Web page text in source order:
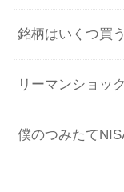
銘柄はいくつ買
リーマンショッ
僕のつみたて